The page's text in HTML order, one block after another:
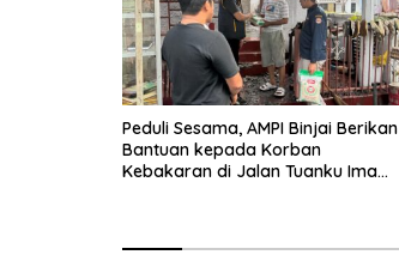
Peduli Sesama, AMPI Binjai Berikan
Bantuan kepada Korban
Kebakaran di Jalan Tuanku Imam